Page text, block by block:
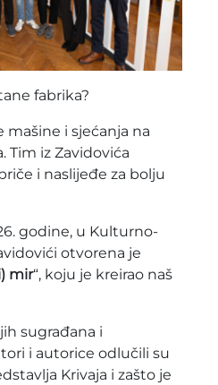
fabrika?
mašine i sjećanja na
Tim iz Zavidovića
i naslijeđe za bolju
godine, u Kulturno-
otvorena je
mir“, koju je kreirao naš
sugrađana i
i autorice odlučili su
Krivaja i zašto je